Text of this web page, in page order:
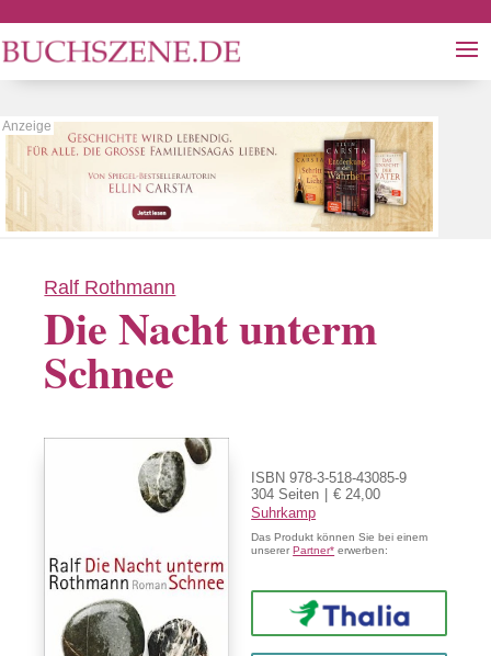
Ralf Rothmann
Die Nacht unterm
Schnee
ISBN 978-3-518-43085-9
304 Seiten
€ 24,00
Suhrkamp
Das Produkt können Sie bei einem
unsererPartner* erwerben:
Thalia